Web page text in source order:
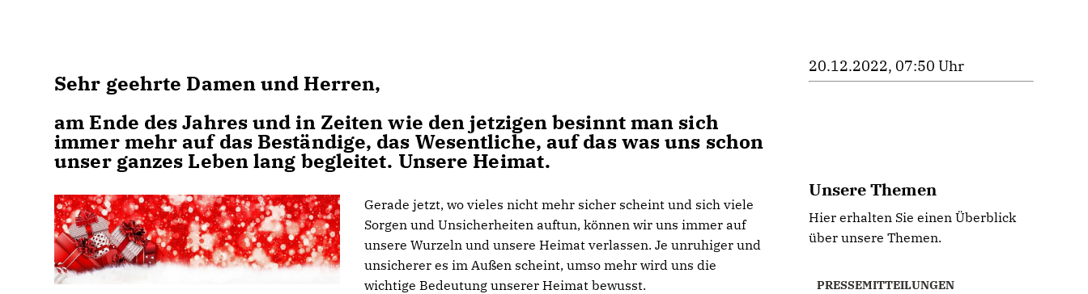
Sehr geehrte Damen und Herren,
am Ende des Jahres und in Zeiten wie den jetzigen besinnt man sich
immer mehr auf das Beständige, das Wesentliche, auf das was uns schon
unser ganzes Leben lang begleitet. Unsere Heimat.
Gerade jetzt, wo vieles nicht mehr sicher scheint und sich viele
Sorgen und Unsicherheiten auftun, können wir uns immer auf
unsere Wurzeln und unsere Heimat verlassen. Je unruhiger und
unsicherer es im Außen scheint, umso mehr wird uns die
wichtige Bedeutung unserer Heimat bewusst.
20.12.2022, 07:50 Uhr
Unsere Themen
Hier erhalten Sie einen Überblick
über unsere Themen.
PRESSEMITTEILUNGEN